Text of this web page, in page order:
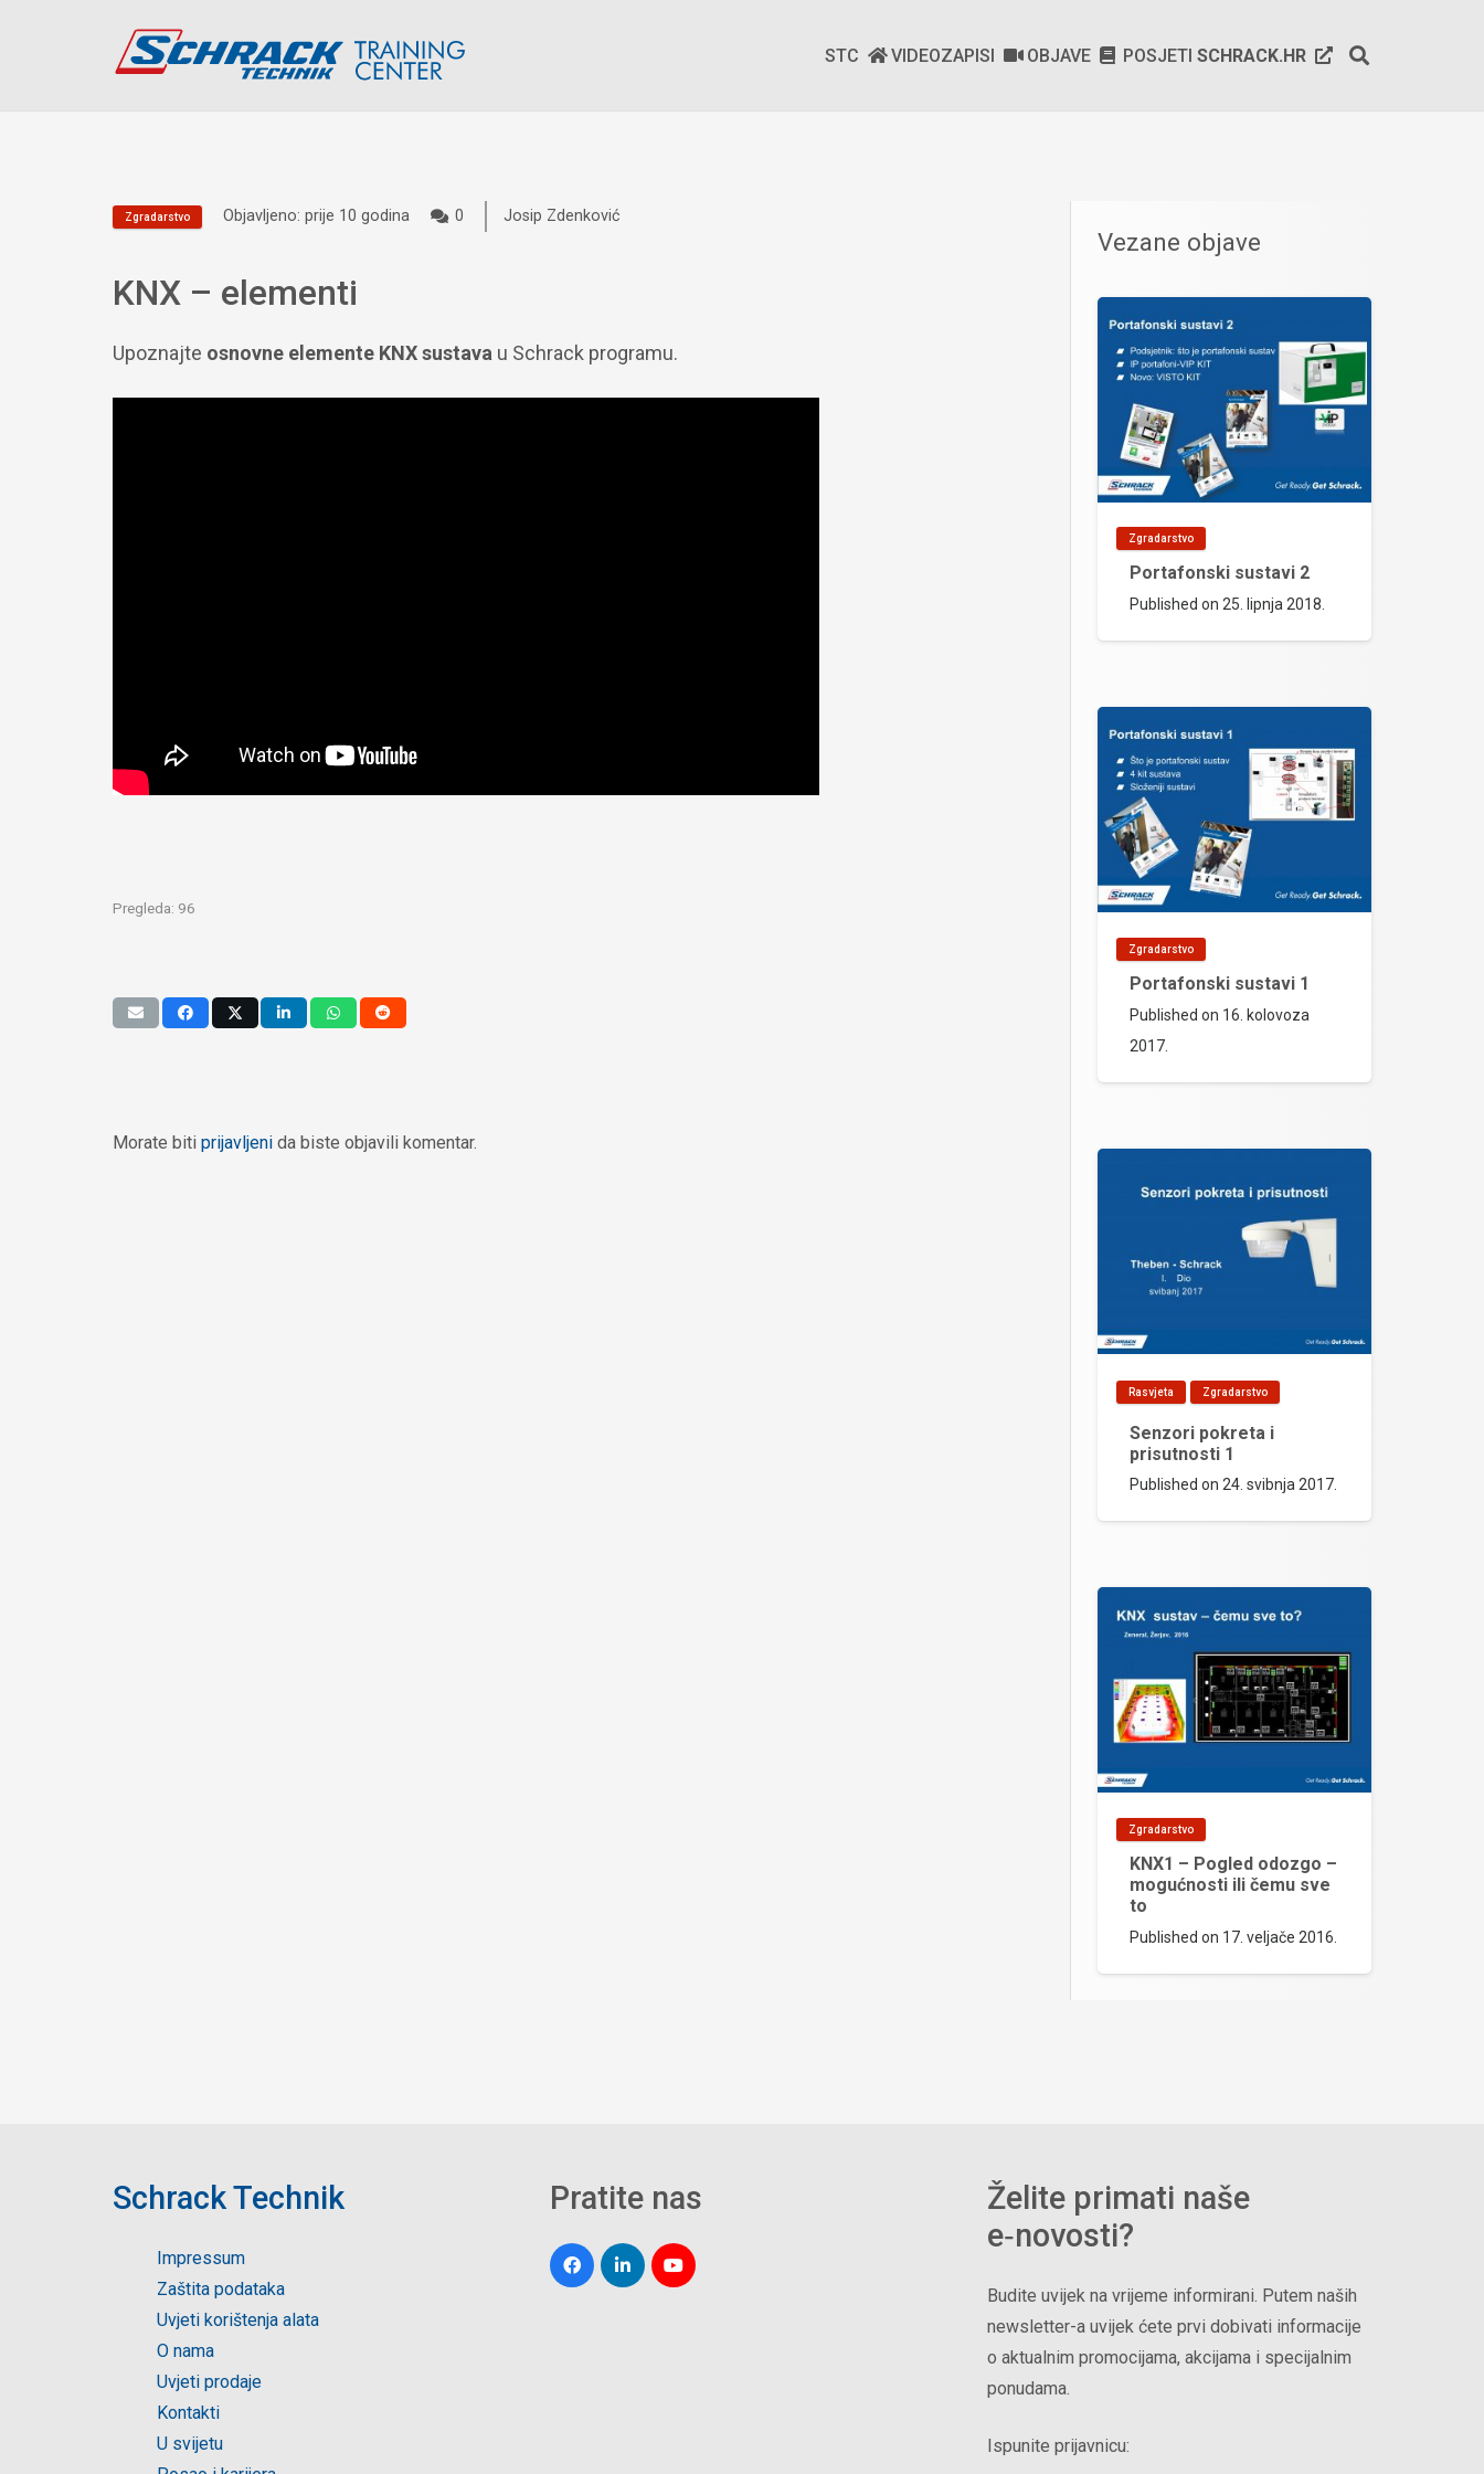
STC VIDEOZAPISI OBJAVE POSJETI SCHRACK.HR
Zgradarstvo Objavljeno:prije 10 godina 0 Josip Zdenković
KNX – elementi
Upoznajte osnovne elemente KNX sustava u Schrack programu.
Pregleda: 96
Morate biti prijavljeni da biste objavili komentar.
Vezane objave
Zgradarstvo
Portafonski sustavi 2
Published on 25. lipnja 2018.
Zgradarstvo
Portafonski sustavi 1
Published on 16. kolovoza
2017.
Rasvjeta Zgradarstvo
Senzori pokreta i
prisutnosti 1
Published on 24. svibnja 2017.
Zgradarstvo
KNX1 – Pogled odozgo –
mogućnosti ili čemu sve
to
Published on 17. veljače 2016.
Schrack Technik
Impressum
Zaštita podataka
Uvjeti korištenja alata
O nama
Uvjeti prodaje
Kontakti
U svijetu
Pratite nas
Želite primati naše
e‑novosti?
Budite uvijek na vrijeme informirani. Putem naših
newsletter-a uvijek ćete prvi dobivati informacije
o aktualnim promocijama, akcijama i specijalnim
ponudama.
Ispunite prijavnicu: